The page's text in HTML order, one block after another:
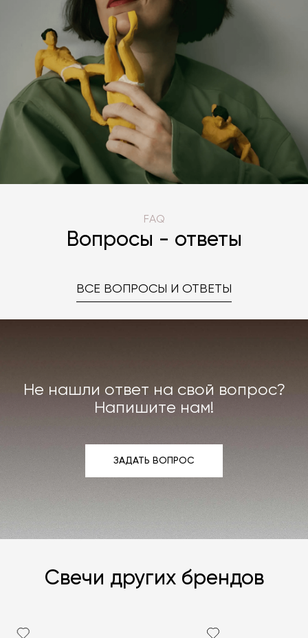
FAQ
Вопросы - ответы
ВСЕ ВОПРОСЫ И ОТВЕТЫ
Не нашли ответ на свой вопрос?
Напишите нам!
ЗАДАТЬ ВОПРОС
Свечи других брендов